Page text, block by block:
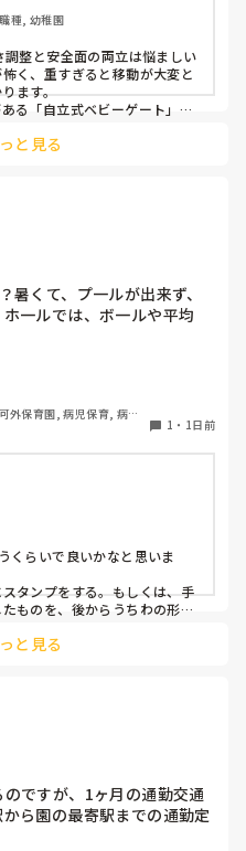
されていますか？
種, 幼稚園
整と安全面の両立は悩ましい
く、重すぎると移動が大変と
ます。
る「自立式ベビーゲート」な
つけたロー棚を仕切りにすれ
どの重りを付けて補強してみ
方法が見つかるよう応援して
と見る
くて、プ一ルが出来ず、
一ルでは、ボ一ルや平均
、うちわや望遠鏡や風鈴🎐
、何人かずつよんで、やっ
、工夫など、何でもいいの
外保育園, 病児保育, 病院
1 ・ 1日前
くらいで良いかなと思いま
タンプをする。もしくは、手
ものを、後からうちわの形に
たくさん行っています。
に興味津々です！
と見る
ですが、1ヶ月の通勤交通
ら園の最寄駅までの通勤定
す